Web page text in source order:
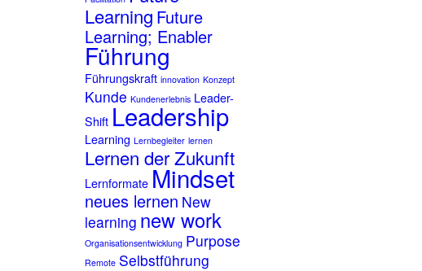
Learning Future
Learning; Enabler
Führung
Führungskraft innovation Konzept
Kunde Kundenerlebnis Leader-
Shift Leadership
Learning Lernbegleiter lernen
Lernen der Zukunft
Lernformate Mindset
neues lernen New
learning new work
Organisationsentwicklung Purpose
Remote Selbstführung